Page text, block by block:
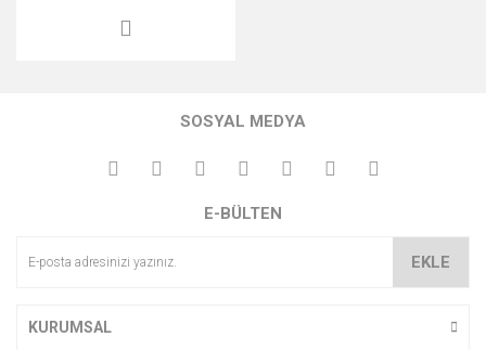
SOSYAL MEDYA
E-BÜLTEN
EKLE
KURUMSAL